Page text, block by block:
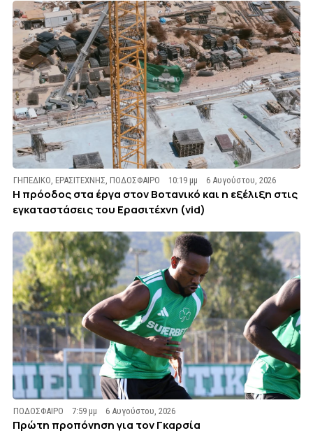
ΓΗΠΕΔΙΚΟ,ΕΡΑΣΙΤΕΧΝΗΣ,ΠΟΔΟΣΦΑΙΡΟ 10:19 μμ 6 Αυγούστου, 2026
Η πρόοδος στα έργα στον Βοτανικό και η εξέλιξη στις
εγκαταστάσεις του Ερασιτέχνη (vid)
ΠΟΔΟΣΦΑΙΡΟ 7:59 μμ 6 Αυγούστου, 2026
Πρώτη προπόνηση για τον Γκαρσία